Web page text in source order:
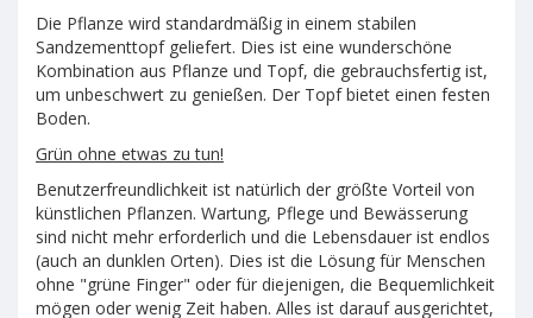
Die Pflanze wird standardmäßig in einem stabilen
Sandzementtopf geliefert. Dies ist eine wunderschöne
Kombination aus Pflanze und Topf, die gebrauchsfertig ist,
um unbeschwert zu genießen. Der Topf bietet einen festen
Boden.
Grün ohne etwas zu tun!
Benutzerfreundlichkeit ist natürlich der größte Vorteil von
künstlichen Pflanzen. Wartung, Pflege und Bewässerung
sind nicht mehr erforderlich und die Lebensdauer ist endlos
(auch an dunklen Orten). Dies ist die Lösung für Menschen
ohne "grüne Finger" oder für diejenigen, die Bequemlichkeit
mögen oder wenig Zeit haben. Alles ist darauf ausgerichtet,